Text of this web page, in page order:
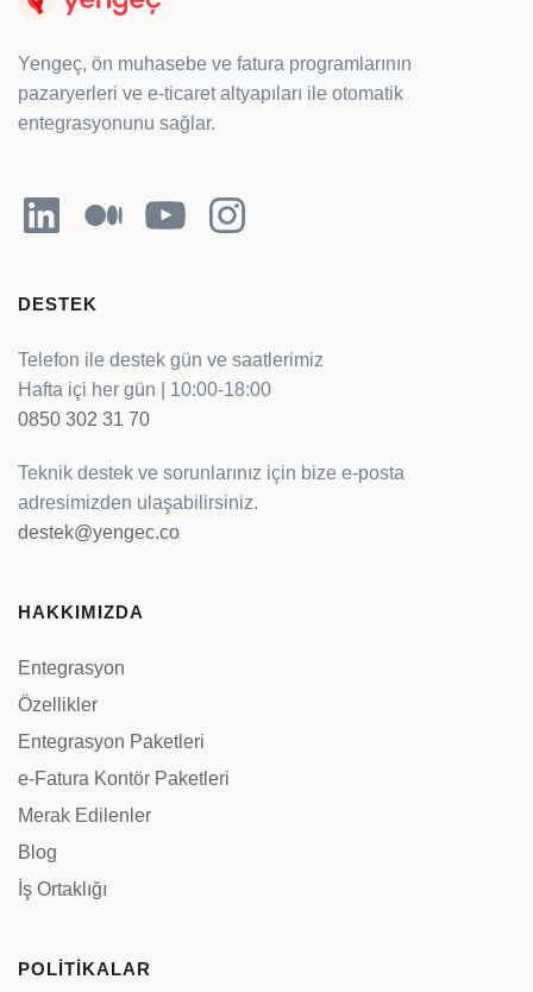
Yengeç, ön muhasebe ve fatura programlarının
pazaryerleri ve e-ticaret altyapıları ile otomatik
entegrasyonunu sağlar.
LinkedInOrta YouTubeInstagram
DESTEK
Telefon ile destek gün ve saatlerimiz
Hafta içi her gün | 10:00-18:00
0850 302 31 70
Teknik destek ve sorunlarınız için bize e-posta
adresimizden ulaşabilirsiniz.
destek@yengec.co
HAKKIMIZDA
Entegrasyon
Özellikler
Entegrasyon Paketleri
e-Fatura Kontör Paketleri
Merak Edilenler
Blog
İş Ortaklığı
POLİTİKALAR